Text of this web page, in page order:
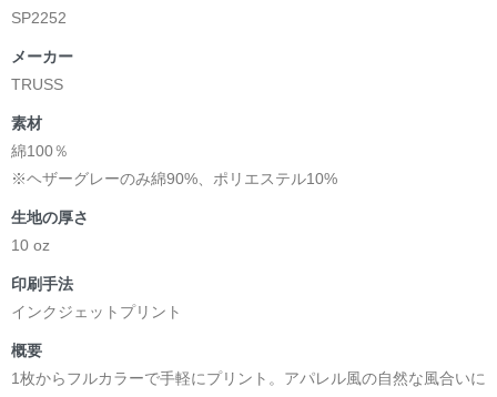
SP2252
メーカー
TRUSS
素材
綿100％
※ヘザーグレーのみ綿90%、ポリエステル10%
生地の厚さ
10 oz
印刷手法
インクジェットプリント
概要
1枚からフルカラーで手軽にプリント。アパレル風の自然な風合いに